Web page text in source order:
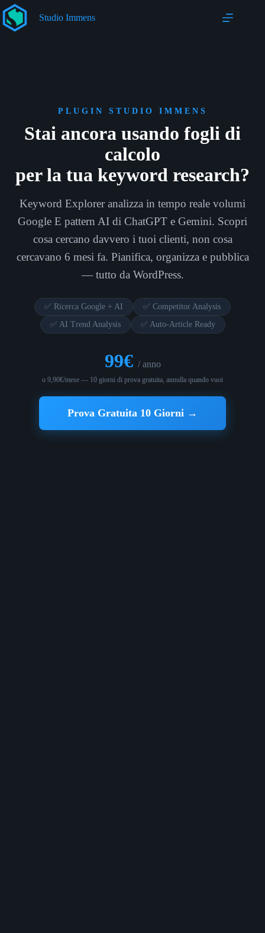
Salta
al
contenuto
Studio Immens
PLUGIN STUDIO IMMENS
Stai ancora usando fogli di
calcolo
per la tua keyword research?
Keyword Explorer analizza in tempo reale volumi
Google E pattern AI di ChatGPT e Gemini. Scopri
cosa cercano davvero i tuoi clienti, non cosa
cercavano 6 mesi fa. Pianifica, organizza e pubblica
— tutto da WordPress.
✅ Ricerca Google + AI
✅ Competitor Analysis
✅ AI Trend Analysis
✅ Auto-Article Ready
99€ / anno
o 9,90€/mese — 10 giorni di prova gratuita, annulla quando vuoi
Prova Gratuita 10 Giorni →